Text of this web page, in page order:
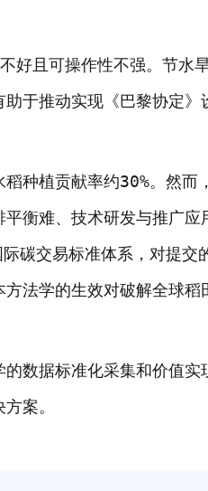
好且可操作性不强。节水
于推动实现《巴黎协定
植贡献率约30%。然而
衡难、技术研发与推广
碳交易标准体系，对提
法学的生效对破解全球稻
据标准化采集和价值实
案。